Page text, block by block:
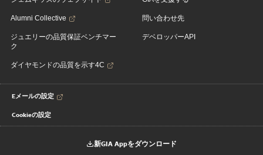
Alumni Collective
ジュエリーの品質保証ベンチマー
ク
ダイヤモンドの品質を示す4C
問い合わせ先
デベロッパーAPI
Eメールの設定
Cookieの設定
新GIA Appをダウンロード